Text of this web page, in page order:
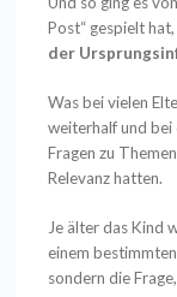
Post“ gespielt
der
Was bei vielen
weiterhalf und bei
Fragen zu
Relevanz hatten.
Je älter das Kind
einem
sondern die